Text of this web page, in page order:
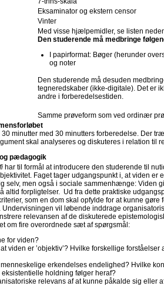
Eksaminator og ekstern censor
Vinter
Med visse hjælpemidler, se listen
Den studerende må medbringe
I papirformat: Bøger (herunder
og noter
Den studerende må desuden
tegneredskaber (ikke-digitale). Det er
andre i forberedelsestiden.
Samme prøveform som ved ordinær
minutter med 30 minutters forberedelse. Der
skal analyseres og diskuteres i relation til
pædagogik
har til formål at introducere den studerende til
Faget tager udgangspunkt i, at viden er
selv, men også i sociale sammenhænge: Viden
altid forpligtelser. Ud fra dette praktiske
som en dom skal opfylde for at kunne gøre
Undervisningen vil løbende inddrage
relevansen af de diskuterede
om fire overordnede sæt af spørgsmål:
for viden?
viden er ’objektiv’? Hvilke forskellige
erkendelses endelighed? Hvilke
holdning følger heraf?
relevans af at kunne påkalde sig eller